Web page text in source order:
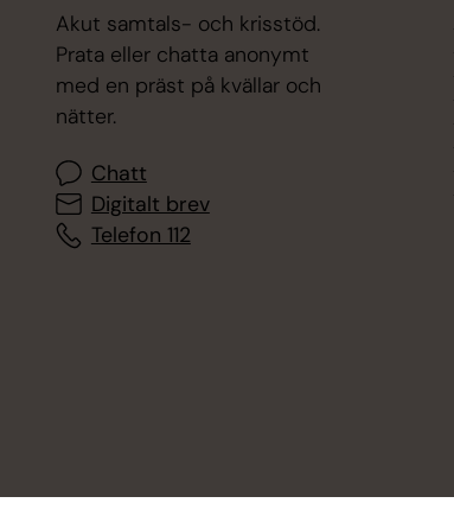
Akut samtals- och krisstöd.
Prata eller chatta anonymt
med en präst på kvällar och
nätter.
Chatt
Digitalt brev
Telefon 112